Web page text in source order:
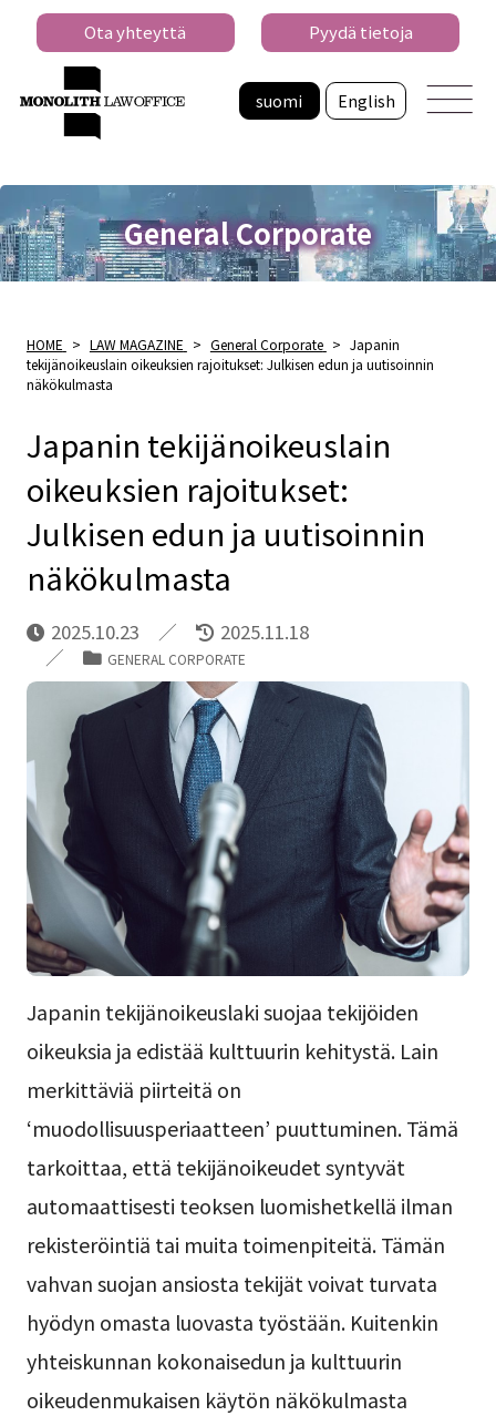
suomi English
Ota yhteyttä Pyydä tietoja
General Corporate
HOME > LAW MAGAZINE > General Corporate > Japanin
tekijänoikeuslain oikeuksien rajoitukset: Julkisen edun ja uutisoinnin
näkökulmasta
Japanin tekijänoikeuslain
oikeuksien rajoitukset:
Julkisen edun ja uutisoinnin
näkökulmasta
2025.10.23 2025.11.18
GENERAL CORPORATE
Japanin tekijänoikeuslaki suojaa tekijöiden
oikeuksia ja edistää kulttuurin kehitystä. Lain
merkittäviä piirteitä on
‘muodollisuusperiaatteen’ puuttuminen. Tämä
tarkoittaa, että tekijänoikeudet syntyvät
automaattisesti teoksen luomishetkellä ilman
rekisteröintiä tai muita toimenpiteitä. Tämän
vahvan suojan ansiosta tekijät voivat turvata
hyödyn omasta luovasta työstään. Kuitenkin
yhteiskunnan kokonaisedun ja kulttuurin
oikeudenmukaisen käytön näkökulmasta